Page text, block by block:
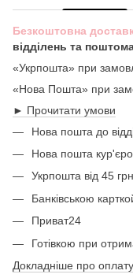
Безкоштовна
відділень та
«Укрпошта» при
«Нова Пошта» при
► Прочитати умови
Нова пошта до
Нова пошта
Укрпошта від 45 грн
Банківською
Приват24
Готівкою при
Докладніше про оплату